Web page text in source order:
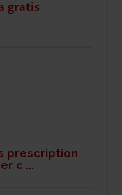
gratis
prescription
c ...